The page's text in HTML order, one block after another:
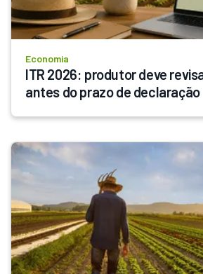
Economia
ITR 2026: produtor deve
antes do prazo de declaração